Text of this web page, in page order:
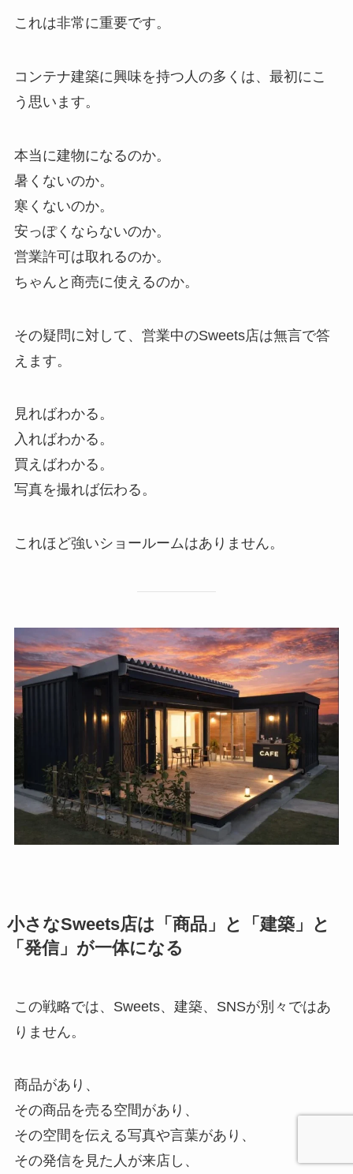
これは非常に重要です。
コンテナ建築に興味を持つ人の多くは、最初にこ
う思います。
本当に建物になるのか。
暑くないのか。
寒くないのか。
安っぽくならないのか。
営業許可は取れるのか。
ちゃんと商売に使えるのか。
その疑問に対して、営業中のSweets店は無言で答
えます。
見ればわかる。
入ればわかる。
買えばわかる。
写真を撮れば伝わる。
これほど強いショールームはありません。
小さなSweets店は「商品」と「建築」と
「発信」が一体になる
この戦略では、Sweets、建築、SNSが別々ではあ
りません。
商品があり、
その商品を売る空間があり、
その空間を伝える写真や言葉があり、
その発信を見た人が来店し、